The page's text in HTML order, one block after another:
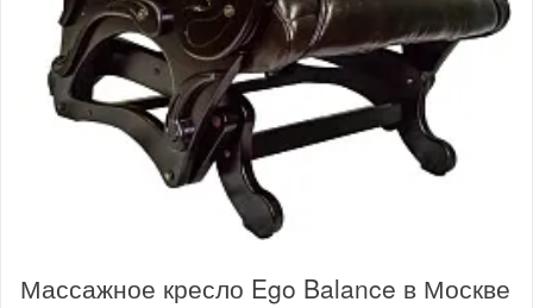
Массажное кресло Ego Balance в Москве